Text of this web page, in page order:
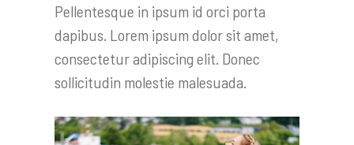
Pellentesque in ipsum id orci porta
dapibus. Lorem ipsum dolor sit amet,
consectetur adipiscing elit. Donec
sollicitudin molestie malesuada.